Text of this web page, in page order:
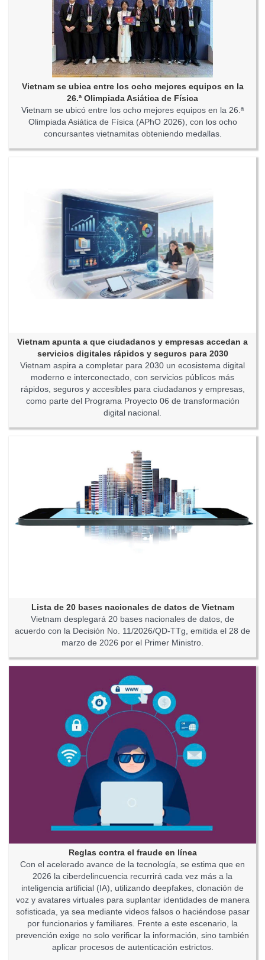
Vietnam se ubica entre los ocho mejores equipos en la
26.ª Olimpiada Asiática de Física
Vietnam se ubicó entre los ocho mejores equipos en la 26.ª
Olimpiada Asiática de Física (APhO 2026), con los ocho
concursantes vietnamitas obteniendo medallas.
Vietnam apunta a que ciudadanos y empresas accedan a
servicios digitales rápidos y seguros para 2030
Vietnam aspira a completar para 2030 un ecosistema digital
moderno e interconectado, con servicios públicos más
rápidos, seguros y accesibles para ciudadanos y empresas,
como parte del Programa Proyecto 06 de transformación
digital nacional.
Lista de 20 bases nacionales de datos de Vietnam
Vietnam desplegará 20 bases nacionales de datos, de
acuerdo con la Decisión No. 11/2026/QD-TTg, emitida el 28 de
marzo de 2026 por el Primer Ministro.
Reglas contra el fraude en línea
Con el acelerado avance de la tecnología, se estima que en
2026 la ciberdelincuencia recurrirá cada vez más a la
inteligencia artificial (IA), utilizando deepfakes, clonación de
voz y avatares virtuales para suplantar identidades de manera
sofisticada, ya sea mediante videos falsos o haciéndose pasar
por funcionarios y familiares. Frente a este escenario, la
prevención exige no solo verificar la información, sino también
aplicar procesos de autenticación estrictos.